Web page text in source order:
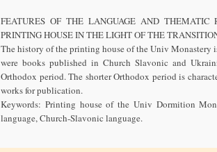
FEATURES OF THE LANGUAGE AND
PRINTING HOUSE IN THE LIGHT OF THE
The history of the printing house of the Univ
were books published in Church Slavonic and
Orthodox period. The shorter Orthodox period is
works for publication.
Keywords: Printing house of the Univ Dormition
language, Church-Slavonic language.